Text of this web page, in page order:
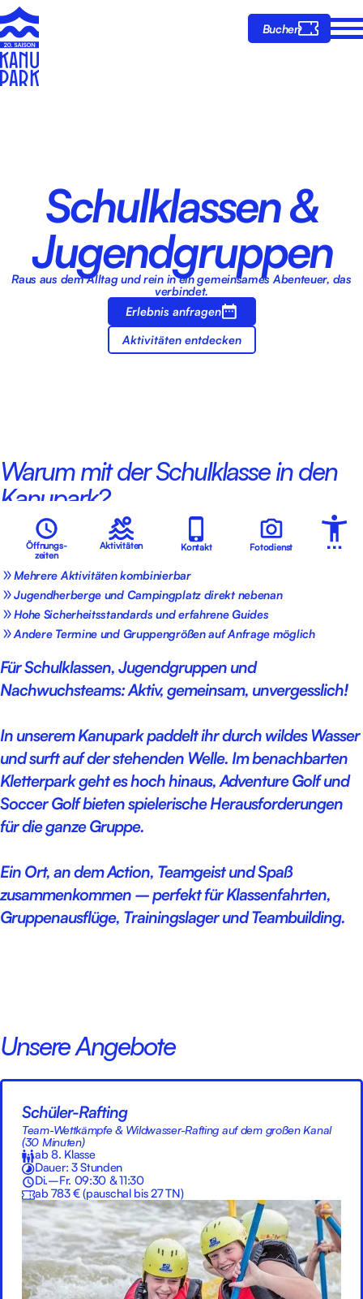
Buchen
Öffnungs-
zeiten
Aktivitäten Kontakt Fotodienst
Schulklassen &
Jugendgruppen
Raus aus dem Alltag und rein in ein gemeinsames Abenteuer, das
verbindet.
Erlebnis anfragen
Aktivitäten entdecken
Warum mit der Schulklasse in den
Kanupark?
Förderung von Teamgeist, Vertrauen und sozialer Kompetenz
Bewegung und Abenteuer abseits des Alltags
Mehrere Aktivitäten kombinierbar
Jugendherberge und Campingplatz direkt nebenan
Hohe Sicherheitsstandards und erfahrene Guides
Andere Termine und Gruppengrößen auf Anfrage möglich
Für Schulklassen, Jugendgruppen und
Nachwuchsteams: Aktiv, gemeinsam, unvergesslich!
In unserem Kanupark paddelt ihr durch wildes Wasser
und surft auf der stehenden Welle. Im benachbarten
Kletterpark geht es hoch hinaus, Adventure Golf und
Soccer Golf bieten spielerische Herausforderungen
für die ganze Gruppe.
Ein Ort, an dem Action, Teamgeist und Spaß
zusammenkommen – perfekt für Klassenfahrten,
Gruppenausflüge, Trainingslager und Teambuilding.
Unsere Angebote
Schüler-Rafting
Team-Wettkämpfe & Wildwasser-Rafting auf dem großen Kanal
(30 Minuten)
ab 8. Klasse
Dauer: 3 Stunden
Di.–Fr. 09:30 & 11:30
ab 783 € (pauschal bis 27 TN)